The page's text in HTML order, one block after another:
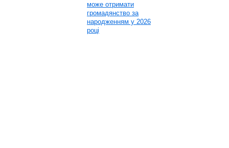
може отримати
громадянство за
народженням у 2026
році